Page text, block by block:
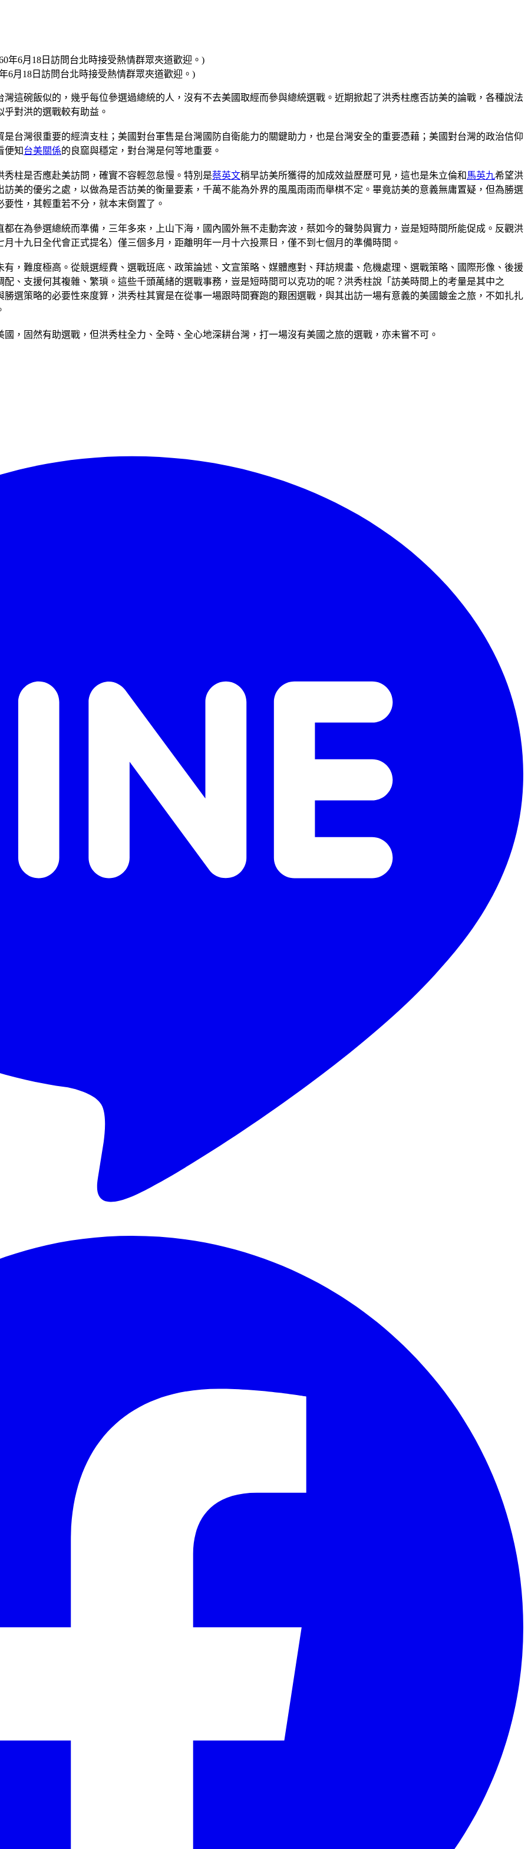
6月18日訪問台北時接受熱情群眾夾道歡迎。)
灣這碗飯似的，幾乎每位參選過總統的人，沒有不去美國取經而參與總統選戰。近期掀起了洪秀柱應否訪美的論戰，各種說法
對洪的選戰較有助益。
台灣很重要的經濟支柱；美國對台軍售是台灣國防自衛能力的關鍵助力，也是台灣安全的重要憑藉；美國對台灣的政治信仰
便知台美關係的良窳與穩定，對台灣是何等地重要。
柱是否應赴美訪問，確實不容輕忽怠慢。特別是蔡英文稍早訪美所獲得的加成效益歷歷可見，這也是朱立倫和 馬英九希望洪
美的優劣之處，以做為是否訪美的衡量要素，千萬不能為外界的風風雨雨而舉棋不定。畢竟訪美的意義無庸置疑，但為勝選
性，其輕重若不分，就本末倒置了。
在為參選總統而準備，三年多來，上山下海，國內國外無不走動奔波，蔡如今的聲勢與實力，豈是短時間所能促成。反觀洪
十九日全代會正式提名）僅三個多月，距離明年一月十六投票日，僅不到七個月的準備時間。
，難度極高。從競選經費、選戰班底、政策論述、文宣策略、媒體應對、拜訪規畫、危機處理、選戰策略、國際形像、後援
、支援何其複雜、繁瑣。這些千頭萬緒的選戰事務，豈是短時間可以克功的呢？洪秀柱說「訪美時間上的考量是其中之
選策略的必要性來度算，洪秀柱其實是在從事一場跟時間賽跑的艱困選戰，與其出訪一場有意義的美國鍍金之旅，不如扎扎
，固然有助選戰，但洪秀柱全力、全時、全心地深耕台灣，打一場沒有美國之旅的選戰，亦未嘗不可。